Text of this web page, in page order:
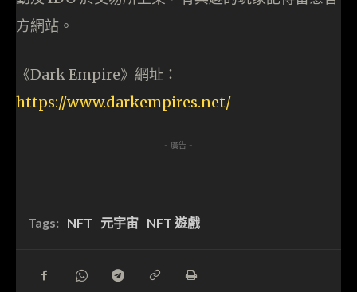
方網站。
《Dark Empire》網址：
https://www.darkempires.net/
- 廣告 -
Tags: NFT 元宇宙 NFT 遊戲